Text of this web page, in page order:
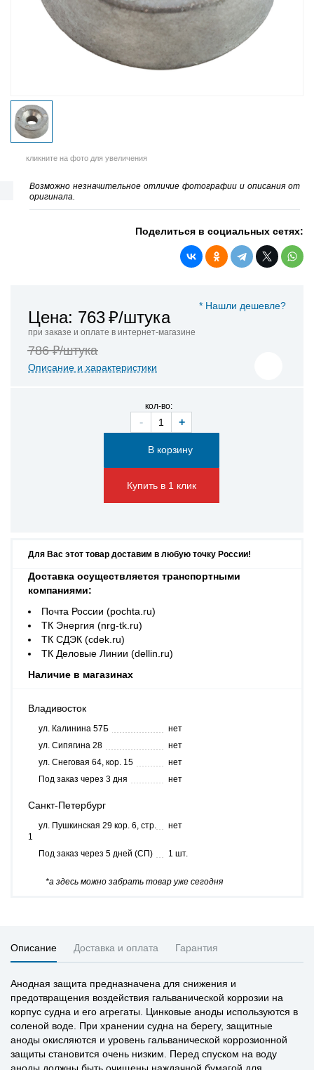
кликните на фото для увеличения
Возможно незначительное отличие фотографии и описания от
оригинала.
Поделиться в социальных сетях:
* Нашли дешевле?
Цена: 763₽/штука
при заказе и оплате в интернет-магазине
786 ₽/штука
Описание и характеристики
кол-во:
- +
Купить в 1 клик
Для Вас этот товар доставим в любую точку России!
Доставка осуществляется транспортными
компаниями:
Почта России (pochta.ru)
ТК Энергия (nrg-tk.ru)
ТК СДЭК (cdek.ru)
ТК Деловые Линии (dellin.ru)
Наличие в магазинах
Владивосток
ул. Калинина 57Б
нет
ул. Сипягина 28
нет
ул. Снеговая 64, кор. 15
нет
Под заказ через 3 дня
нет
Санкт-Петербург
ул. Пушкинская 29 кор. 6, стр.
1
нет
Под заказ через 5 дней (СП) 1 шт.
*а здесь можно забрать товар уже сегодня
Описание Доставка и оплата Гарантия
Анодная защита предназначена для снижения и
предотвращения воздействия гальванической коррозии на
корпус судна и его агрегаты. Цинковые аноды используются в
соленой воде. При хранении судна на берегу, защитные
аноды окисляются и уровень гальванической коррозионной
защиты становится очень низким. Перед спуском на воду